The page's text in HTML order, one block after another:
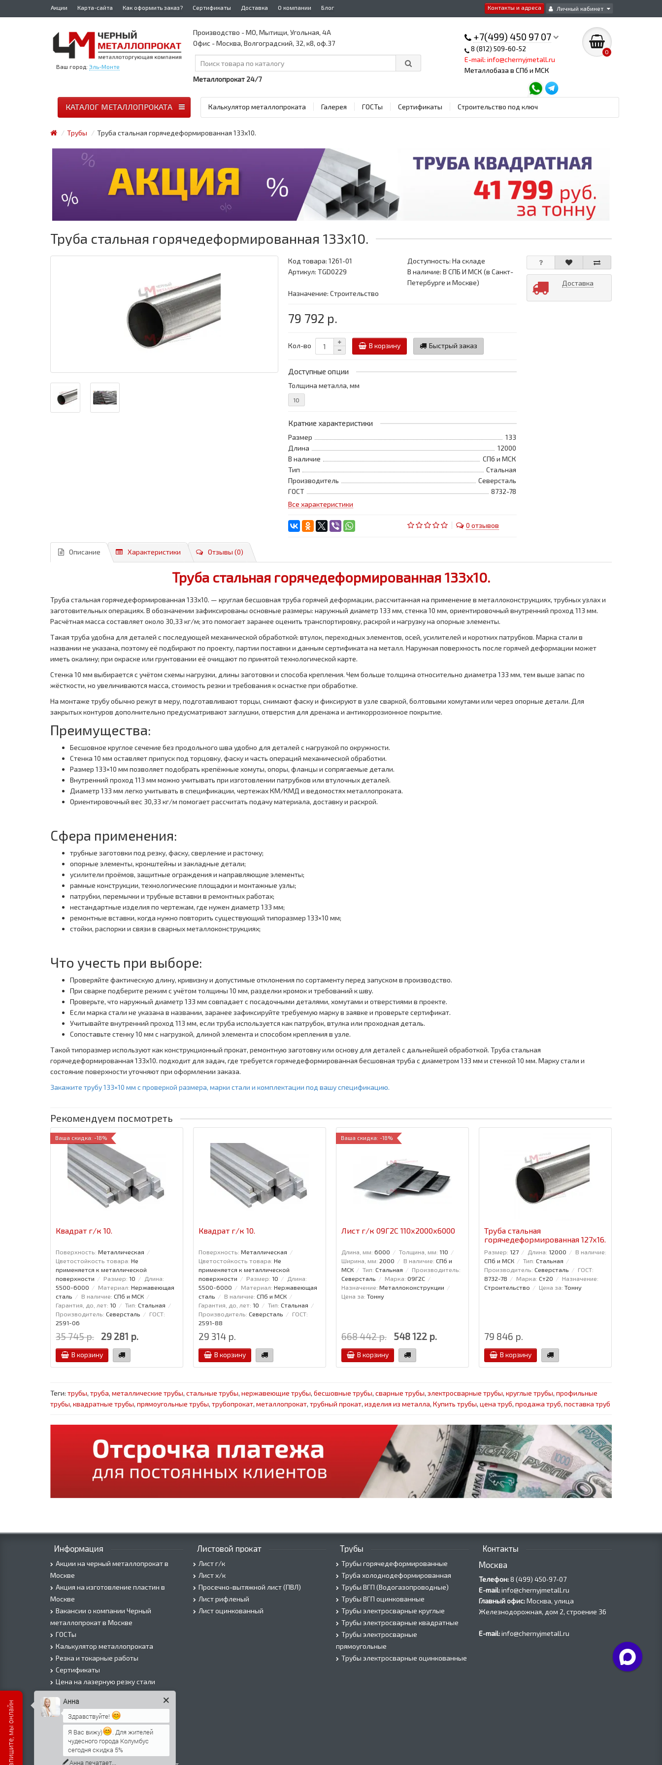
Контакты и адреса Личный кабинет
Акции Карта-сайта Как оформить заказ? Сертификаты Доставка О компании Блог
Ваш город: Эль-Монте
+7(499) 450 97 07
8 (812) 509-60-52
E-mail: info@chernyjmetall.ru
Металлобаза в СПб и МСК
0
Производство - МО, Мытищи, Угольная, 4А
Офис - Москва, Волгоградский, 32, к8, оф.37
Металлопрокат 24/7
Калькулятор металлопроката Галерея ГОСТы Сертификаты Строительство под ключ
КАТАЛОГ МЕТАЛЛОПРОКАТА
Трубы Труба стальная горячедеформированная 133x10.
Труба стальная горячедеформированная 133x10.
Код товара:1261-01
Доступность: На складе
Артикул: TGD0229
В наличие: В СПБ И МСК (в Санкт-
Петербурге и Москве)
Назначение: Строительство
79 792 р.
Кол-во В корзину Быстрый заказ
Доступные опции
Толщина металла, мм
10
Краткие характеристики
Размер
133
Длина
12000
В наличие
СПб и МСК
Тип
Стальная
Производитель
Северсталь
ГОСТ
8732-78
Все характеристики
0 отзывов
Доставка
Описание Характеристики Отзывы (0)
Труба стальная горячедеформированная 133x10.
Труба стальная горячедеформированная 133x10. — круглая бесшовная труба горячей деформации, рассчитанная на применение в металлоконструкциях, трубных узлах и
заготовительных операциях. В обозначении зафиксированы основные размеры: наружный диаметр 133 мм, стенка 10 мм, ориентировочный внутренний проход 113 мм.
Расчётная масса составляет около 30,33 кг/м; это помогает заранее оценить транспортировку, раскрой и нагрузку на опорные элементы.
Такая труба удобна для деталей с последующей механической обработкой: втулок, переходных элементов, осей, усилителей и коротких патрубков. Марка стали в
названии не указана, поэтому её подбирают по проекту, партии поставки и данным сертификата на металл. Наружная поверхность после горячей деформации может
иметь окалину; при окраске или грунтовании её очищают по принятой технологической карте.
Стенка 10 мм выбирается с учётом схемы нагрузки, длины заготовки и способа крепления. Чем больше толщина относительно диаметра 133 мм, тем выше запас по
жёсткости, но увеличиваются масса, стоимость резки и требования к оснастке при обработке.
На монтаже трубу обычно режут в меру, подготавливают торцы, снимают фаску и фиксируют в узле сваркой, болтовыми хомутами или через опорные детали. Для
закрытых контуров дополнительно предусматривают заглушки, отверстия для дренажа и антикоррозионное покрытие.
Преимущества:
Бесшовное круглое сечение без продольного шва удобно для деталей с нагрузкой по окружности.
Стенка 10 мм оставляет припуск под торцовку, фаску и часть операций механической обработки.
Размер 133×10 мм позволяет подобрать крепёжные хомуты, опоры, фланцы и сопрягаемые детали.
Внутренний проход 113 мм можно учитывать при изготовлении патрубков или втулочных деталей.
Диаметр 133 мм легко учитывать в спецификации, чертежах КМ/КМД и ведомостях металлопроката.
Ориентировочный вес 30,33 кг/м помогает рассчитать подачу материала, доставку и раскрой.
Сфера применения:
трубные заготовки под резку, фаску, сверление и расточку;
опорные элементы, кронштейны и закладные детали;
усилители проёмов, защитные ограждения и направляющие элементы;
рамные конструкции, технологические площадки и монтажные узлы;
патрубки, перемычки и трубные вставки в ремонтных работах;
нестандартные изделия по чертежам, где нужен диаметр 133 мм;
ремонтные вставки, когда нужно повторить существующий типоразмер 133×10 мм;
стойки, распорки и связи в сварных металлоконструкциях;
Что учесть при выборе:
Проверяйте фактическую длину, кривизну и допустимые отклонения по сортаменту перед запуском в производство.
При сварке подберите режим с учётом толщины 10 мм, разделки кромок и требований к шву.
Проверьте, что наружный диаметр 133 мм совпадает с посадочными деталями, хомутами и отверстиями в проекте.
Если марка стали не указана в названии, заранее зафиксируйте требуемую марку в заявке и проверьте сертификат.
Учитывайте внутренний проход 113 мм, если труба используется как патрубок, втулка или проходная деталь.
Сопоставьте стенку 10 мм с нагрузкой, длиной элемента и способом крепления в узле.
Такой типоразмер используют как конструкционный прокат, ремонтную заготовку или основу для деталей с дальнейшей обработкой. Труба стальная
горячедеформированная 133x10. подходит для задач, где требуется горячедеформированная бесшовная труба с диаметром 133 мм и стенкой 10 мм. Марку стали и
состояние поверхности уточняют при оформлении заказа.
Закажите трубу 133×10 мм с проверкой размера, марки стали и комплектации под вашу спецификацию.
Рекомендуем посмотреть
Ваша скидка: -18%
Квадрат г/к 10.
Поверхность: Металлическая
Цветостойкость товара: Не
применяется к металлической
поверхности
Размер: 10
Длина:
5500-6000
Материал: Нержавеющая
сталь
В наличие: СПб и МСК
Гарантия, до, лет: 10 Тип: Стальная
Производитель: Северсталь
ГОСТ:
2591-06
35 745 р. 29 281 р.
В корзину
Квадрат г/к 10.
Поверхность: Металлическая
Цветостойкость товара: Не
применяется к металлической
поверхности
Размер: 10
Длина:
5500-6000
Материал: Нержавеющая
сталь
В наличие: СПб и МСК
Гарантия, до, лет: 10 Тип: Стальная
Производитель: Северсталь
ГОСТ:
2591-88
29 314 р.
В корзину
Ваша скидка: -18%
Лист г/к 09Г2С 110х2000х6000
Длина, мм: 6000 Толщина, мм: 110
Ширина, мм: 2000 В наличие: СПб и
МСК
Тип: Стальная
Производитель:
Северсталь
Марка: 09Г2С
Назначение: Металлоконструкции
Цена за: Тонну
668 442 р. 548 122 р.
В корзину
Труба стальная
горячедеформированная 127x16.
Размер: 127 Длина: 12000
В наличие:
СПб и МСК
Тип: Стальная
Производитель: Северсталь
ГОСТ:
8732-78
Марка: Ст20
Назначение:
Строительство
Цена за: Тонну
79 846 р.
В корзину
Теги: трубы, труба, металлические трубы, стальные трубы, нержавеющие трубы, бесшовные трубы, сварные трубы, электросварные трубы, круглые трубы, профильные
трубы, квадратные трубы, прямоугольные трубы, трубопрокат, металлопрокат, трубный прокат, изделия из металла, Купить трубы, цена труб, продажа труб, поставка труб
Информация
Акции на черный металлопрокат в
Москве
Акция на изготовление пластин в
Москве
Вакансии о компании Черный
металлопрокат в Москве
ГОСТы
Калькулятор металлопроката
Резка и токарные работы
Сертификаты
Цена на лазерную резку стали
Цена на плазменую резку стали
Цена на резку газом или болгаркой
О Компании
Информация о доставке
Политика безопасности
Контакты
Листовой прокат
Лист г/к
Лист х/к
Просечно-вытяжной лист (ПВЛ)
Лист рифленый
Лист оцинкованный
Трубы
Трубы горячедеформированные
Труба холоднодеформированная
Трубы ВГП (Водогазопроводные)
Трубы ВГП оцинкованные
Трубы электросварные круглые
Трубы электросварные квадратные
Трубы электросварные
прямоугольные
Трубы электросварные оцинкованные
Контакты
Москва
Телефон:8 (499) 450‑97-07
E-mail:info@chernyjmetall.ru
Главный офис:Москва, улица
Железнодорожная, дом 2, строение 36
E-mail:info@chernyjmetall.ru
Анна
Здравствуйте!
Я Вас вижу)
. Для жителей
чудесного города Колумбус
сегодня скидка 5%
Анна печатает...